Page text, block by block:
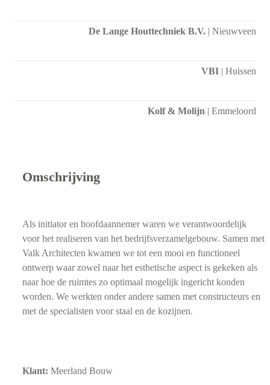
De Lange Houttechniek B.V. | Nieuwveen
VBI | Huissen
Kolf & Molijn | Emmeloord
Omschrijving
Als initiator en hoofdaannemer waren we verantwoordelijk
voor het realiseren van het bedrijfsverzamelgebouw. Samen met
Valk Architecten kwamen we tot een mooi en functioneel
ontwerp waar zowel naar het esthetische aspect is gekeken als
naar hoe de ruimtes zo optimaal mogelijk ingericht konden
worden. We werkten onder andere samen met constructeurs en
met de specialisten voor staal en de kozijnen.
Klant: Meerland Bouw